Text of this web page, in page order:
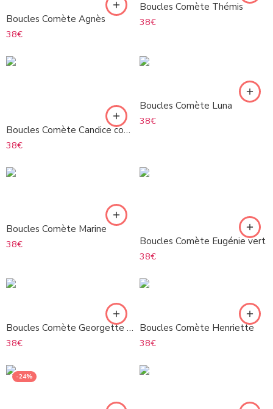
Boucles Comète Agnès
38€
Boucles Comète Thémis
38€
Boucles Comète Candice cobalt
38€
Boucles Comète Luna
38€
Boucles Comète Marine
38€
Boucles Comète Eugénie vert
38€
Boucles Comète Georgette blanc
38€
Boucles Comète Henriette
38€
-24%